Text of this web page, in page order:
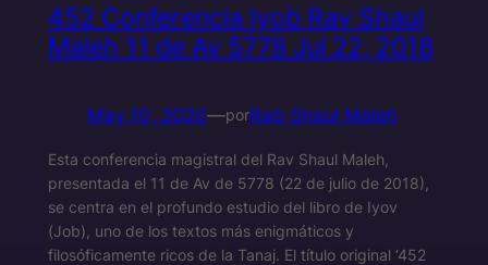
452 Conferencia Iyob Rav Shaul
Maleh 11 de Av 5778 Jul 22, 2018
May 10, 2020—porRab Shaul Maleh
Esta conferencia magistral del Rav Shaul Maleh,
presentada el 11 de Av de 5778 (22 de julio de 2018),
se centra en el profundo estudio del libro de Iyov
(Job), uno de los textos más enigmáticos y
filosóficamente ricos de la Tanaj. El título original ‘452